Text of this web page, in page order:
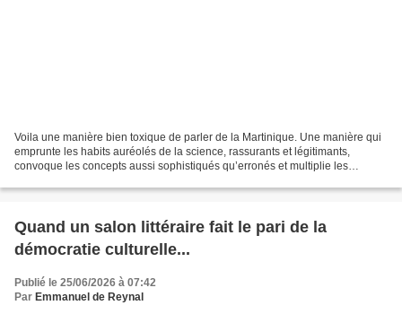
Voila une manière bien toxique de parler de la Martinique. Une manière qui
emprunte les habits auréolés de la science, rassurants et légitimants,
convoque les concepts aussi sophistiqués qu’erronés et multiplie les
Quand un salon littéraire fait le pari de la
démocratie culturelle...
Publié le 25/06/2026 à 07:42
Par Emmanuel de Reynal